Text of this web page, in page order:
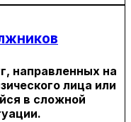
направленных на
лица или
в сложной